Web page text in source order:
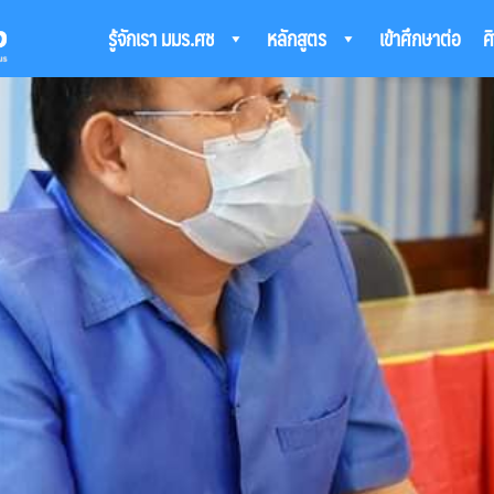
รู้จักเรา มมร.ศช หลักสูตร เข้าศึกษาต่อ